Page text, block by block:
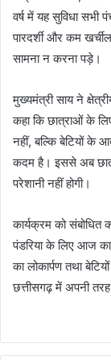
वर्ष में यह सुविधा सभी
पारदर्शी और कम
सामना न करना पड़े।
मुख्यमंत्री साय ने
कहा कि छात्राओं के
नहीं, बल्कि बेटियों के
कदम है। इससे अब
परेशानी नहीं होगी।
कार्यक्रम को संबोधित
पंडरिया के लिए आज
का लोकार्पण तथा
छत्तीसगढ़ में अपनी